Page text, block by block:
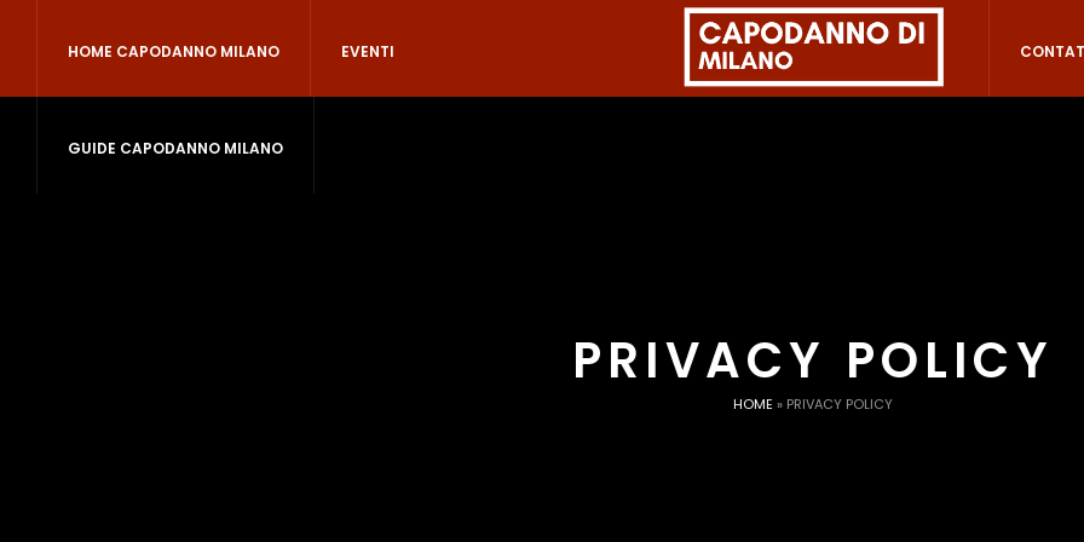
HOME CAPODANNO MILANO EVENTI
GUIDE CAPODANNO MILANO
PRIVACY POLICY
HOME » PRIVACY POLICY